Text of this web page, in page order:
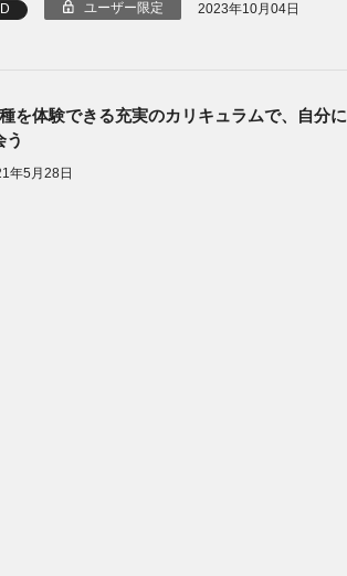
ユーザー限定 2023年10月04日
を体験できる充実のカリキュラムで、自分に
う
年5月28日